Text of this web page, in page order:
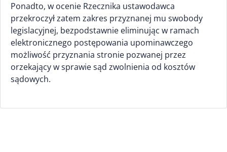
Ponadto, w ocenie Rzecznika ustawodawca
przekroczył zatem zakres przyznanej mu swobody
legislacyjnej, bezpodstawnie eliminując w ramach
elektronicznego postępowania upominawczego
możliwość przyznania stronie pozwanej przez
orzekający w sprawie sąd zwolnienia od kosztów
sądowych.